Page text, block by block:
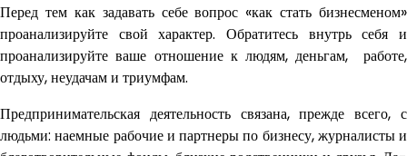
Перед тем как задавать себе вопрос «как стать бизнесменом»
проанализируйте свой характер. Обратитесь внутрь себя и
проанализируйте ваше отношение к людям, деньгам, работе,
отдыху, неудачам и триумфам.
Предпринимательская деятельность связана, прежде всего, с
людьми: наемные рабочие и партнеры по бизнесу, журналисты и